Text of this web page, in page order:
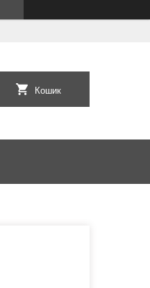
Кошик